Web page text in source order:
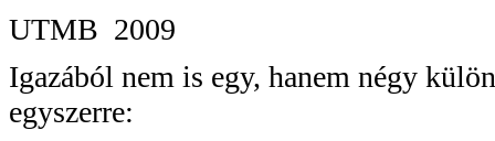
UTMB 2009
Igazából nem is egy, hanem négy
egyszerre: